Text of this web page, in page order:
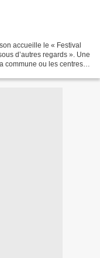
accueille le « Festival
d’autres regards ». Une
commune ou les centres